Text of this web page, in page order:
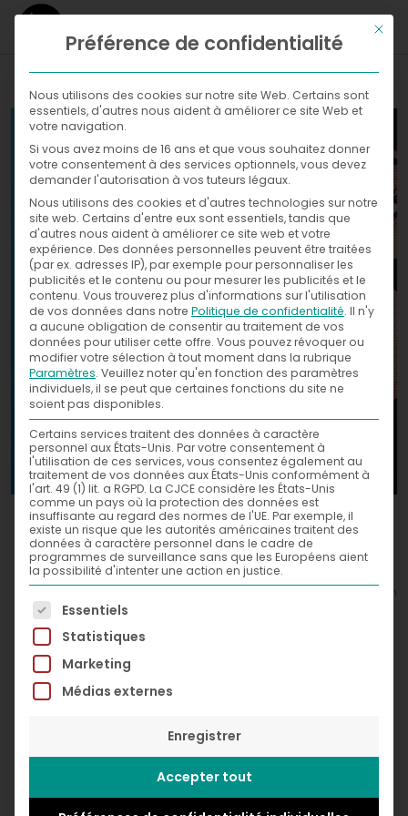
WHAT
WHERE
Galleries
Exhibitions
NOW
News
Press
WITH
WHO
CONTACT
Cat Brush,2016
Acrylic and spray paint on canvas
120 x 120 cm
Ce
Préférence de confidentialité
Nous utilisons des cookies sur notre site Web. Certains sont
essentiels, d'autres nous aident à améliorer ce site Web et
votre navigation.
Si vous avez moins de 16 ans et que vous souhaitez donner
votre consentement à des services optionnels, vous devez
demander l'autorisation à vos tuteurs légaux.
Nous utilisons des cookies et d'autres technologies sur notre
site web. Certains d'entre eux sont essentiels, tandis que
d'autres nous aident à améliorer ce site web et votre
expérience. Des données personnelles peuvent être traitées
(par ex. adresses IP), par exemple pour personnaliser les
publicités et le contenu ou pour mesurer les publicités et le
contenu. Vous trouverez plus d'informations sur l'utilisation
de vos données dans notre Politique de confidentialité. Il n'y
a aucune obligation de consentir au traitement de vos
données pour utiliser cette offre. Vous pouvez révoquer ou
modifier votre sélection à tout moment dans la rubrique
Paramètres. Veuillez noter qu'en fonction des paramètres
individuels, il se peut que certaines fonctions du site ne
soient pas disponibles.
Certains services traitent des données à caractère
personnel aux États-Unis. Par votre consentement à
l'utilisation de ces services, vous consentez également au
traitement de vos données aux États-Unis conformément à
l'art. 49 (1) lit. a RGPD. La CJCE considère les États-Unis
comme un pays où la protection des données est
insuffisante au regard des normes de l'UE. Par exemple, il
existe un risque que les autorités américaines traitent des
données à caractère personnel dans le cadre de
programmes de surveillance sans que les Européens aient
la possibilité d'intenter une action en justice.
La liste suivante énumère les groupes de services
Essentiels
Statistiques
Marketing
Médias externes
Enregistrer
Accepter tout